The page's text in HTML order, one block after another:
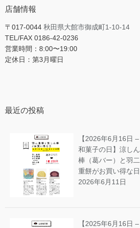
店舗情報
〒017-0044 秋田県大館市御成町1-10-14
TEL/FAX 0186-42-0236
営業時間：8:00〜19:00
定休日：第3月曜日
最近の投稿
【2026年6月16日 –
和菓子の日】涼しん
棒（葛バー）と羽二
重餅がお買い得な日
2026年6月11日
【2025年6月16日 –